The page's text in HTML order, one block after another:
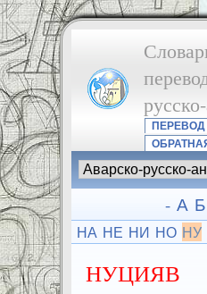
- А Б
НА НЕ НИ НО НУ
НУЦИЯВ